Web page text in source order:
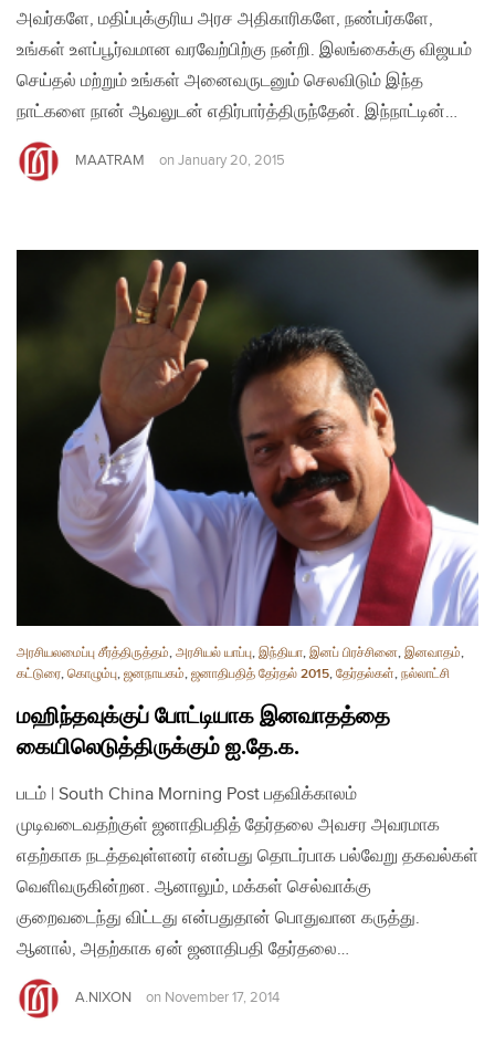
அவர்களே, மதிப்புக்குரிய அரச அதிகாரிகளே, நண்பர்களே,
உங்கள் உளப்பூர்வமான வரவேற்பிற்கு நன்றி. இலங்கைக்கு விஜயம்
செய்தல் மற்றும் உங்கள் அனைவருடனும் செலவிடும் இந்த
நாட்களை நான் ஆவலுடன் எதிர்பார்த்திருந்தேன். இந்நாட்டின்…
MAATRAM on January 20, 2015
அரசியலமைப்பு சீர்த்திருத்தம், அரசியல் யாப்பு, இந்தியா, இனப் பிரச்சினை, இனவாதம்,
கட்டுரை, கொழும்பு, ஜனநாயகம், ஜனாதிபதித் தேர்தல் 2015, தேர்தல்கள், நல்லாட்சி
மஹிந்தவுக்குப் போட்டியாக இனவாதத்தை
கையிலெடுத்திருக்கும் ஐ.தே.க.
படம் | South China Morning Post பதவிக்காலம்
முடிவடைவதற்குள் ஜனாதிபதித் தேர்தலை அவசர அவரமாக
எதற்காக நடத்தவுள்ளனர் என்பது தொடர்பாக பல்வேறு தகவல்கள்
வெளிவருகின்றன. ஆனாலும், மக்கள் செல்வாக்கு
குறைவடைந்து விட்டது என்பதுதான் பொதுவான கருத்து.
ஆனால், அதற்காக ஏன் ஜனாதிபதி தேர்தலை…
A.NIXON on November 17, 2014